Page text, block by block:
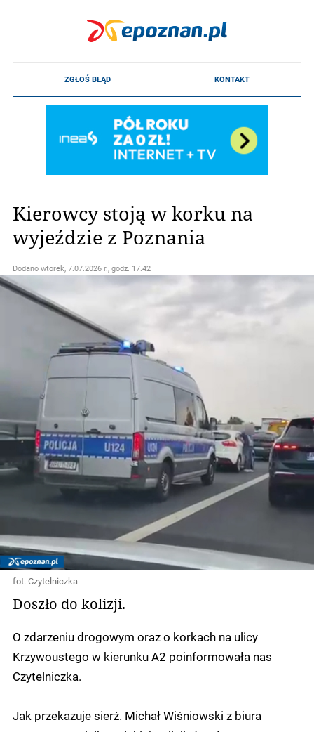
Kierowcy stoją w korku na
wyjeździe z Poznania
Dodano wtorek, 7.07.2026 r., godz. 17.42
fot. Czytelniczka
Doszło do kolizji.
O zdarzeniu drogowym oraz o korkach na ulicy
Krzywoustego w kierunku A2 poinformowała nas
Czytelniczka.
Jak przekazuje sierż. Michał Wiśniowski z biura